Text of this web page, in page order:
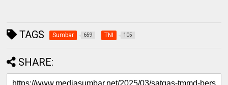
TAGS Sumbar 659 TNI 105
SHARE: